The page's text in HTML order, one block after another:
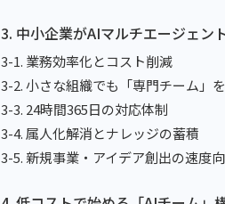
3. 中小企業がAIマルチエージェン
3-1. 業務効率化とコスト削減
3-2. 小さな組織でも「専門チーム」
3-3. 24時間365日の対応体制
3-4. 属人化解消とナレッジの蓄積
3-5. 新規事業・アイデア創出の速度